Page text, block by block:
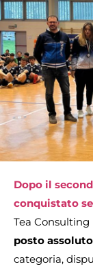
Dopo il
conquistato
Tea
posto assoluto
categoria,